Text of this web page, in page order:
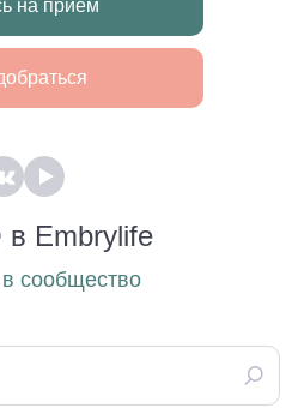
Запись на прием
Embrylife
в сообщество